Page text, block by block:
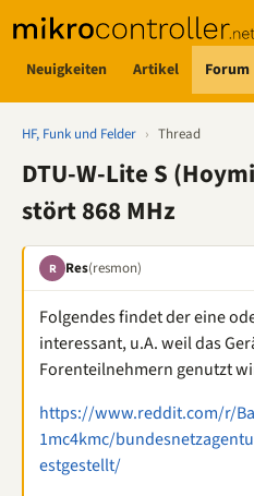
Neuigkeiten Artikel Forum
HF, Funk und Felder › Thread
DTU-W-Lite S
stört 868 MHz
R Res(resmon)
Folgendes findet der eine
interessant, u.A. weil das
Forenteilnehmern genutzt
https://www.reddit.com/r/
1mc4kmc/
estgestellt/